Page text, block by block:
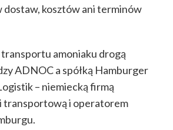
dostaw, kosztów ani terminów
amoniaku drogą
ADNOC a spółką Hamburger
– niemiecką firmą
transportową i operatorem